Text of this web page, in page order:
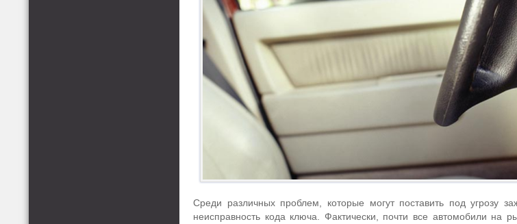
Среди различных проблем, которые могут поставить под угрозу
неисправность кода ключа. Фактически, почти все автомобили на